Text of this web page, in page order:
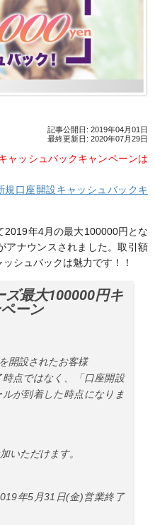
記事公開日: 2019年04月01日
最終更新日: 2020年07月29日
ャッシュバックキャンペーンは
口座開設キャッシュバックキ
2019年4月の最大100000円とな
アナウンスされました。取引額
シュバックは魅力です！！
ズ最大100000円キ
ーン
開設されたお客様
点ではなく、「口座開設
が到着した時点になりま
いただけます。
年5月31日(金)営業終了